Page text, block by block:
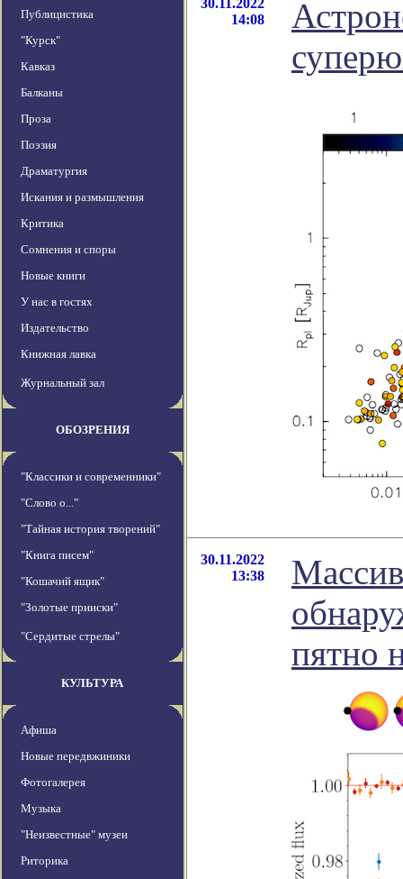
Публицистика
"Курск"
Кавказ
Балканы
Проза
Поэзия
Драматургия
Искания и размышления
Критика
Сомнения и споры
Новые книги
У нас в гостях
Издательство
Книжная лавка
Журнальный зал
ОБОЗРЕНИЯ
"Классики и современники"
"Слово о..."
"Тайная история творений"
"Книга писем"
"Кошачий ящик"
"Золотые прииски"
"Сердитые стрелы"
КУЛЬТУРА
Афиша
Новые передвжиники
Фотогалерея
Музыка
"Неизвестные" музеи
Риторика
30.11.2022
14:08
30.11.2022
13:38
пятно